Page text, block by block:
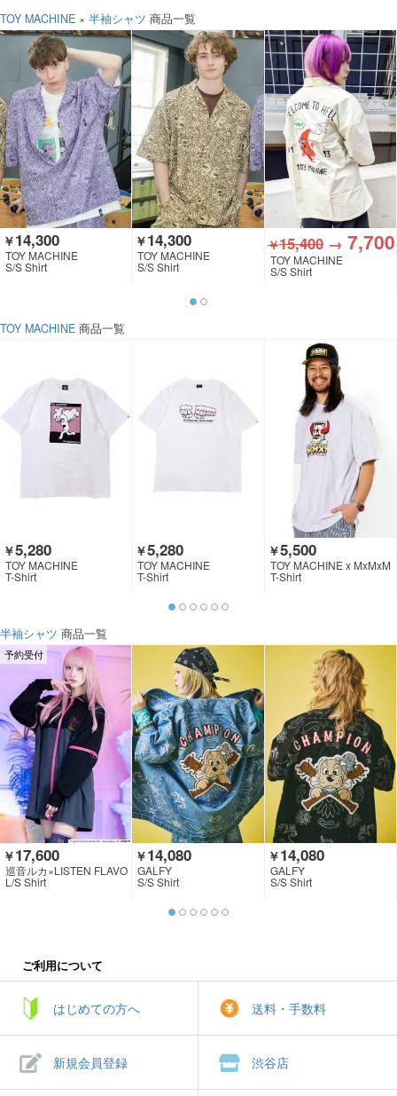
TOY MACHINE × 半袖シャツ 商品一覧
￥14,300
TOY MACHINE
S/S Shirt
￥14,300
TOY MACHINE
S/S Shirt
￥15,400→ 7,700
TOY MACHINE
S/S Shirt
TOY MACHINE 商品一覧
￥5,280
TOY MACHINE
T-Shirt
￥5,280
TOY MACHINE
T-Shirt
￥5,500
TOY MACHINE x MxMxM
T-Shirt
半袖シャツ 商品一覧
予約受付
￥17,600
巡音ルカ×LISTEN FLAVO
R
L/S Shirt
￥14,080
GALFY
S/S Shirt
￥14,080
GALFY
S/S Shirt
ご利用について
はじめての方へ 送料・手数料
新規会員登録 渋谷店